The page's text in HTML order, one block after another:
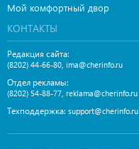
Мой комфортный двор
КОНТАКТЫ
Редакция сайта:
(8202) 44-66-80 ima@cherinfo.ru
Отдел рекламы:
(8202) 54-88-77 reklama@cherinfo.ru
Техподдержка: support@cherinfo.ru